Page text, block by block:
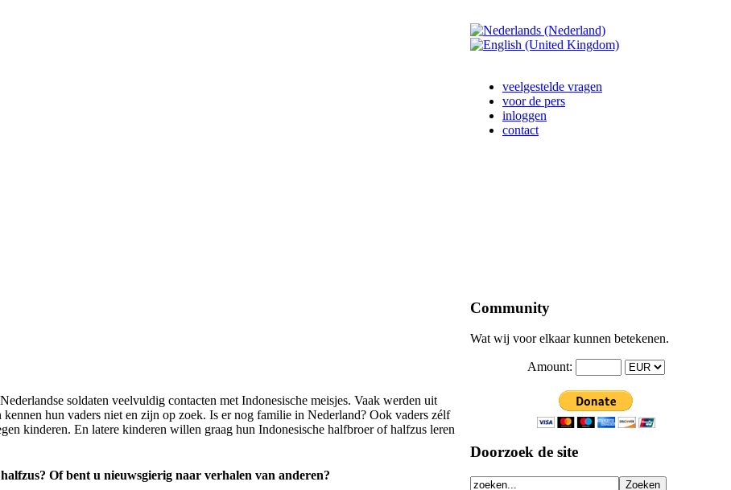
veelgestelde vragen
voor de pers
inloggen
contact
soldaten veelvuldig contacten met Indonesische meisjes. Vaak werden uit
hun vaders niet en zijn op zoek. Is er nog familie in Nederland? Ook vaders zélf
kinderen. En latere kinderen willen graag hun Indonesische halfbroer of halfzus leren
Of bent u nieuwsgierig naar verhalen van anderen?
Community
Wat wij voor elkaar kunnen betekenen.
Amount:
Doorzoek de site